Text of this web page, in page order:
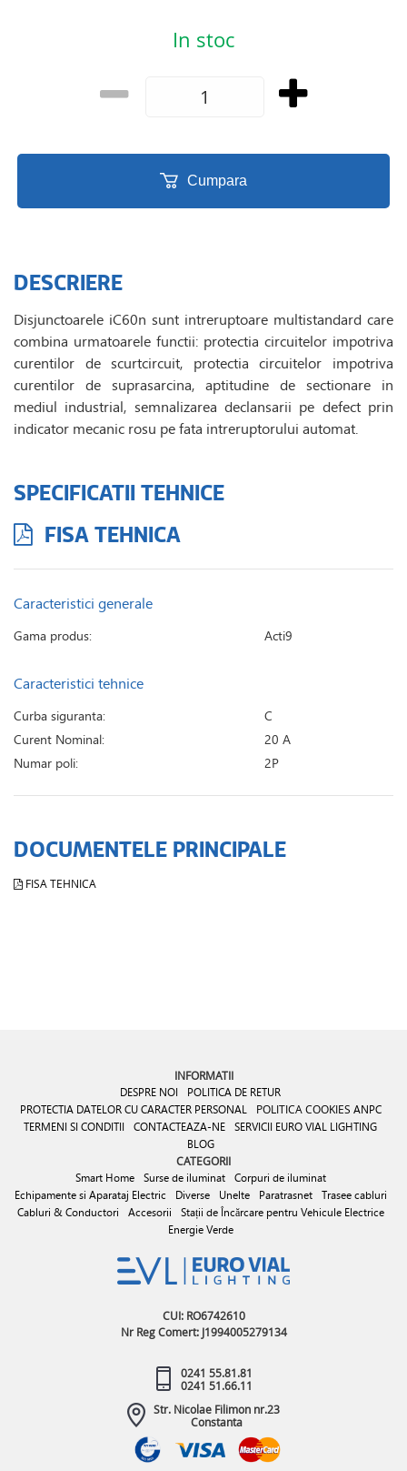
In stoc
Cumpara
DESCRIERE
Disjunctoarele iC60n sunt intreruptoare multistandard care
combina urmatoarele functii: protectia circuitelor impotriva
curentilor de scurtcircuit, protectia circuitelor impotriva
curentilor de suprasarcina, aptitudine de sectionare in
mediul industrial, semnalizarea declansarii pe defect prin
indicator mecanic rosu pe fata intreruptorului automat.
SPECIFICATII TEHNICE
FISA TEHNICA
Caracteristici generale
Gama produs: Acti9
Caracteristici tehnice
Curba siguranta:
C
Curent Nominal:
20 A
Numar poli:
2P
DOCUMENTELE PRINCIPALE
FISA TEHNICA
INFORMATII
DESPRE NOI
POLITICA DE RETUR
PROTECTIA DATELOR CU CARACTER PERSONAL
POLITICA COOKIES ANPC
TERMENI SI CONDITII
CONTACTEAZA-NE SERVICII EURO VIAL LIGHTING
BLOG
CATEGORII
Smart Home Surse de iluminat
Corpuri de iluminat
Echipamente si Aparataj Electric
Diverse Unelte Paratrasnet
Trasee cabluri
Cabluri & Conductori
Accesorii
Stații de Încărcare pentru Vehicule Electrice
Energie Verde
CUI: RO6742610
Nr Reg Comert: J1994005279134
0241 55.81.81
0241 51.66.11
Str. Nicolae Filimon nr.23
Constanta